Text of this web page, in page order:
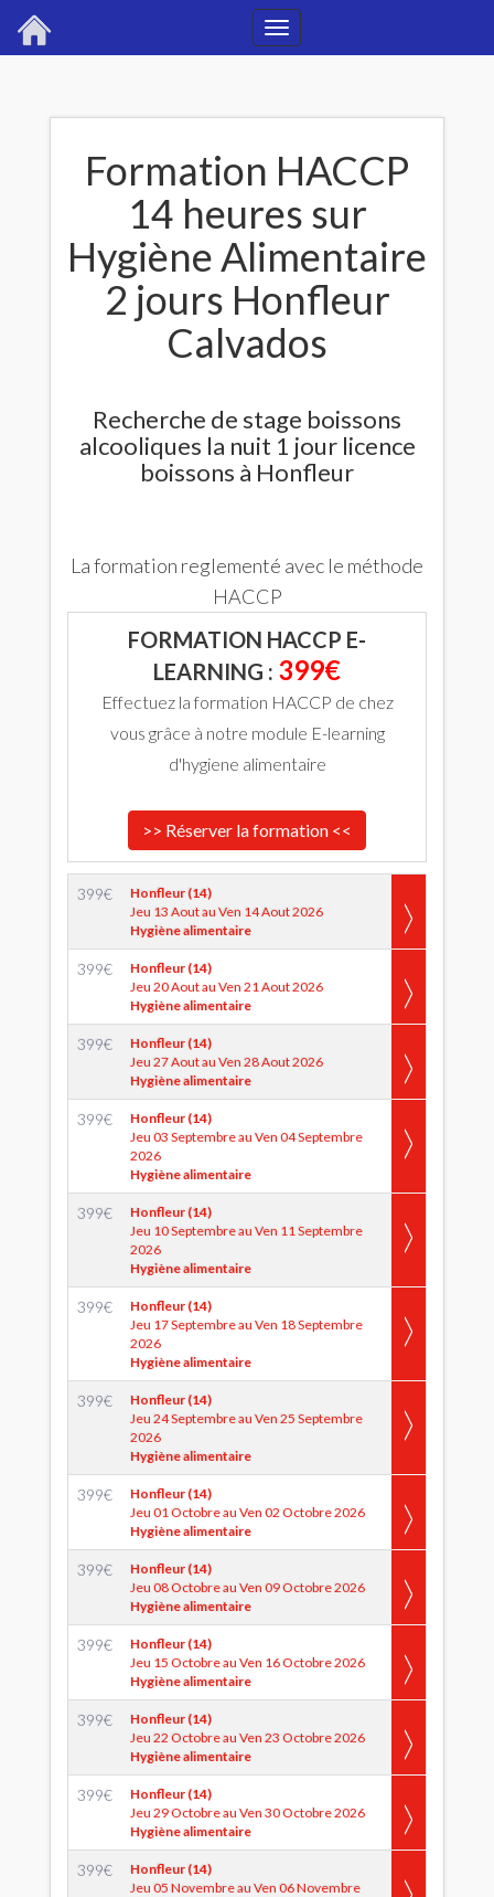
Toggle
Formation HACCP
14 heures sur
Hygiène Alimentaire
2 jours Honfleur
Calvados
Recherche de stage boissons
alcooliques la nuit 1 jour licence
boissons à Honfleur
La formation reglementé avec le méthode
HACCP
FORMATION HACCP E-
LEARNING : 399€
Effectuez la formation HACCP de chez
vous grâce à notre module E-learning
d'hygiene alimentaire
>> Réserver la formation <<
399€
Honfleur (14)
Jeu 13 Aout au Ven 14 Aout 2026
Hygiène alimentaire
399€
Honfleur (14)
Jeu 20 Aout au Ven 21 Aout 2026
Hygiène alimentaire
399€
Honfleur (14)
Jeu 27 Aout au Ven 28 Aout 2026
Hygiène alimentaire
399€
Honfleur (14)
Jeu 03 Septembre au Ven 04 Septembre
2026
Hygiène alimentaire
399€
Honfleur (14)
Jeu 10 Septembre au Ven 11 Septembre
2026
Hygiène alimentaire
399€
Honfleur (14)
Jeu 17 Septembre au Ven 18 Septembre
2026
Hygiène alimentaire
399€
Honfleur (14)
Jeu 24 Septembre au Ven 25 Septembre
2026
Hygiène alimentaire
399€
Honfleur (14)
Jeu 01 Octobre au Ven 02 Octobre 2026
Hygiène alimentaire
399€
Honfleur (14)
Jeu 08 Octobre au Ven 09 Octobre 2026
Hygiène alimentaire
399€
Honfleur (14)
Jeu 15 Octobre au Ven 16 Octobre 2026
Hygiène alimentaire
399€
Honfleur (14)
Jeu 22 Octobre au Ven 23 Octobre 2026
Hygiène alimentaire
399€
Honfleur (14)
Jeu 29 Octobre au Ven 30 Octobre 2026
Hygiène alimentaire
399€
Honfleur (14)
Jeu 05 Novembre au Ven 06 Novembre